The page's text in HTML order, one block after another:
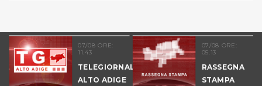
07/08 ORE:
11.43
TELEGIORNALE
ALTO ADIGE
07/08 ORE:
05.13
RASSEGNA
STAMPA